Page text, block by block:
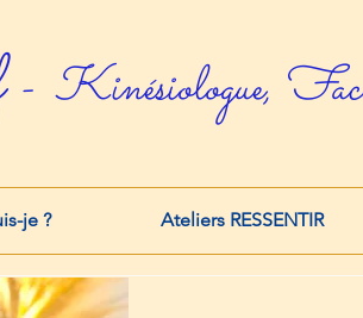
- Kinésiologue,
je ? Ateliers RESSENTIR